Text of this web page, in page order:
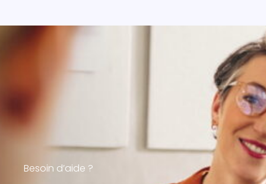
Besoin d’aide ?